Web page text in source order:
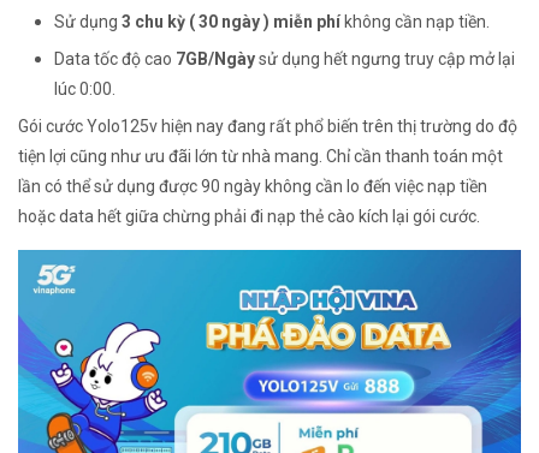
Sử dụng 3 chu kỳ ( 30 ngày ) miễn phí không cần nạp tiền.
Data tốc độ cao 7GB/Ngàysử dụng hết ngưng truy cập mở lại
lúc 0:00.
Gói cước Yolo125v hiện nay đang rất phổ biến trên thị trường do độ
tiện lợi cũng như ưu đãi lớn từ nhà mang. Chỉ cần thanh toán một
lần có thể sử dụng được 90 ngày không cần lo đến việc nạp tiền
hoặc data hết giữa chừng phải đi nạp thẻ cào kích lại gói cước.